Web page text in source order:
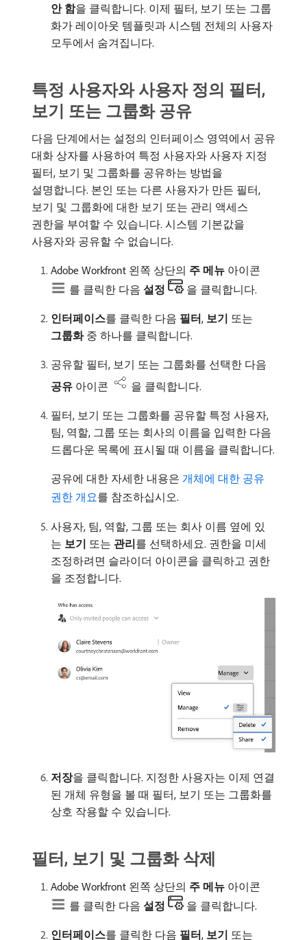
안 함​을 클릭합니다. 이제 필터, 보기 또는 그룹
화가 레이아웃 템플릿과 시스템 전체의 사용자
모두에서 숨겨집니다.
특정 사용자와 사용자 정의 필터,
보기 또는 그룹화 공유
다음 단계에서는 설정의 인터페이스 영역에서 공유
대화 상자를 사용하여 특정 사용자와 사용자 지정
필터, 보기 및 그룹화를 공유하는 방법을
설명합니다. 본인 또는 다른 사용자가 만든 필터,
보기 및 그룹화에 대한 보기 또는 관리 액세스
권한을 부여할 수 있습니다. 시스템 기본값을
사용자와 공유할 수 없습니다.
Adobe Workfront 왼쪽 상단의 주 메뉴 아이콘
를 클릭한 다음 설정 을 클릭합니다.
인터페이스​를 클릭한 다음 필터, 보기 또는
그룹화중 하나를 클릭합니다.
공유할 필터, 보기 또는 그룹화를 선택한 다음
공유 아이콘 을 클릭합니다.
필터, 보기 또는 그룹화를 공유할 특정 사용자,
팀, 역할, 그룹 또는 회사의 이름을 입력한 다음
드롭다운 목록에 표시될 때 이름을 클릭합니다.
공유에 대한 자세한 내용은 개체에 대한 공유
권한 개요를 참조하십시오.
사용자, 팀, 역할, 그룹 또는 회사 이름 옆에 있
는 보기 또는 관리​를 선택하세요. 권한을 미세
조정하려면 슬라이더 아이콘을 클릭하고 권한
을 조정합니다.
저장​을 클릭합니다. 지정한 사용자는 이제 연결
된 개체 유형을 볼 때 필터, 보기 또는 그룹화를
상호 작용할 수 있습니다.
필터, 보기 및 그룹화 삭제
Adobe Workfront 왼쪽 상단의 주 메뉴 아이콘
를 클릭한 다음 설정 을 클릭합니다.
인터페이스​를 클릭한 다음 필터, 보기 또는